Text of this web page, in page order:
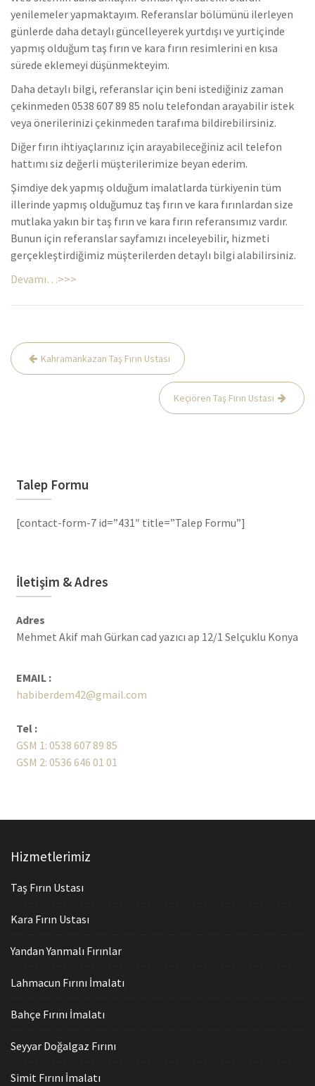
yenilemeler yapmaktayım. Referanslar bölümünü ilerleyen
günlerde daha detaylı güncelleyerek yurtdışı ve yurtiçinde
yapmış olduğum taş fırın ve kara fırın resimlerini en kısa
sürede eklemeyi düşünmekteyim.
Daha detaylı bilgi, referanslar için beni istediğiniz zaman
çekinmeden 0538 607 89 85 nolu telefondan arayabilir istek
veya önerilerinizi çekinmeden tarafıma bildirebilirsiniz.
Diğer fırın ihtiyaçlarınız için arayabileceğiniz acil telefon
hattımı siz değerli müşterilerimize beyan ederim.
Şimdiye dek yapmış olduğum imalatlarda türkiyenin tüm
illerinde yapmış olduğumuz taş fırın ve kara fırınlardan size
mutlaka yakın bir taş fırın ve kara fırın referansımız vardır.
Bunun için referanslar sayfamızı inceleyebilir, hizmeti
gerçekleştirdiğimiz müşterilerden detaylı bilgi alabilirsiniz.
Devamı…>>>
Yazı
gezinmesi
Kahramankazan Taş Fırın Ustası
Keçiören Taş Fırın Ustası
Talep Formu
[contact-form-7 id=”431″ title=”Talep Formu”]
İletişim & Adres
Adres
Mehmet Akif mah Gürkan cad yazıcı ap 12/1 Selçuklu Konya
EMAIL :
habiberdem42@gmail.com
Tel :
GSM 1: 0538 607 89 85
GSM 2: 0536 646 01 01
Hizmetlerimiz
Taş Fırın Ustası
Kara Fırın Ustası
Yandan Yanmalı Fırınlar
Lahmacun Fırını İmalatı
Bahçe Fırını İmalatı
Seyyar Doğalgaz Fırını
Simit Fırını İmalatı